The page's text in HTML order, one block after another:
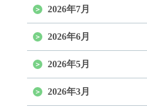
2026年7月
2026年6月
2026年5月
2026年3月